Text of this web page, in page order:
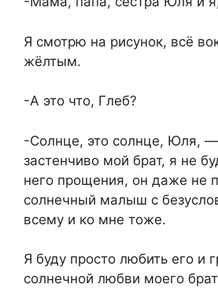
Я смотрю на рисунок, всё
жёлтым.
-А это что, Глеб?
-Солнце, это солнце, Юля, —
застенчиво мой брат, я не
него прощения, он даже не
солнечный малыш с
всему и ко мне тоже.
Я буду просто любить его и
солнечной любви моего